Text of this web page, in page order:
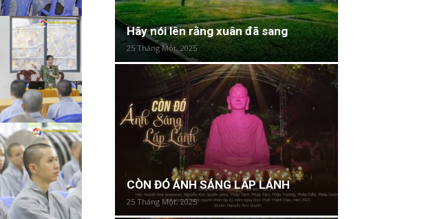
Hãy nói lên rằng xuân đã sang
25 Tháng Một, 2025
CÒN ĐÓ ÁNH SÁNG LẤP LÁNH
25 Tháng Một, 2025